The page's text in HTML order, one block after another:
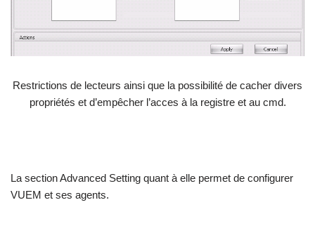
Restrictions de lecteurs ainsi que la possibilité de cacher divers
propriétés et d’empêcher l’acces à la registre et au cmd.
La section Advanced Setting quant à elle permet de configurer
VUEM et ses agents.